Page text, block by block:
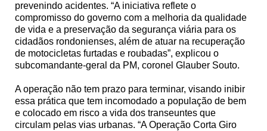
prevenindo acidentes. “A iniciativa reflete o
compromisso do governo com a melhoria da qualidade
de vida e a preservação da segurança viária para os
cidadãos rondonienses, além de atuar na recuperação
de motocicletas furtadas e roubadas”, explicou o
subcomandante-geral da PM, coronel Glauber Souto.
A operação não tem prazo para terminar, visando inibir
essa prática que tem incomodado a população de bem
e colocado em risco a vida dos transeuntes que
circulam pelas vias urbanas. “A Operação Corta Giro